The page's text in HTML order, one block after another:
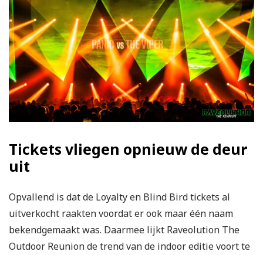
Tickets vliegen opnieuw de deur
uit
Opvallend is dat de Loyalty en Blind Bird tickets al
uitverkocht raakten voordat er ook maar één naam
bekendgemaakt was. Daarmee lijkt Raveolution The
Outdoor Reunion de trend van de indoor editie voort te